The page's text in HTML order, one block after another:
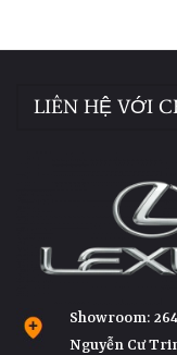
LIÊN HỆ VỚI
Showroom:
Nguyễn Cư